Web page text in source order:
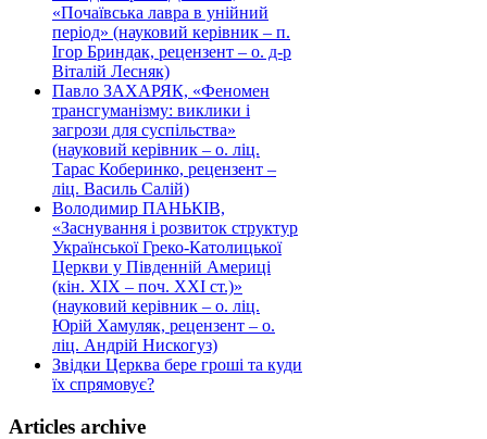
«Почаївська лавра в унійний
період» (науковий керівник – п.
Ігор Бриндак, рецензент – о. д-р
Віталій Лесняк)
Павло ЗАХАРЯК, «Феномен
трансгуманізму: виклики і
загрози для суспільства»
(науковий керівник – о. ліц.
Тарас Коберинко, рецензент –
ліц. Василь Салій)
Володимир ПАНЬКІВ,
«Заснування і розвиток структур
Української Греко-Католицької
Церкви у Південній Америці
(кін. ХІХ – поч. ХХІ ст.)»
(науковий керівник – о. ліц.
Юрій Хамуляк, рецензент – о.
ліц. Андрій Нискогуз)
Звідки Церква бере гроші та куди
їх спрямовує?
Articles archive